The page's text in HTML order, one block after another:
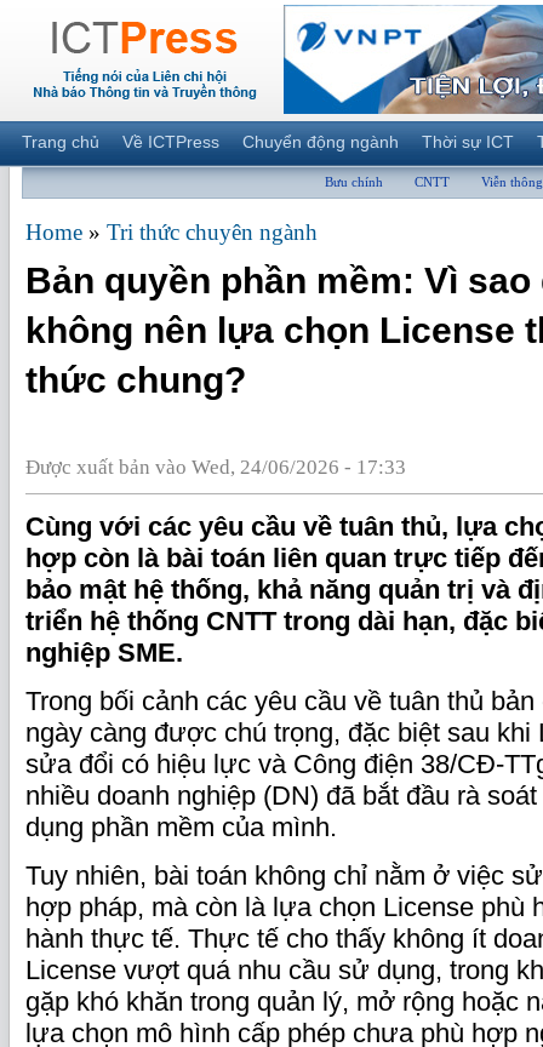
Trang chủ Về ICTPress Chuyển động ngành Thời sự ICT
Bưu chính CNTT Viễn thông
Home » Tri thức chuyên ngành
Bản quyền phần mềm: Vì
không nên lựa chọn License
thức chung?
Được xuất bản vào Wed, 24/06/2026 - 17:33
Cùng với các yêu cầu về tuân thủ, lựa
hợp còn là bài toán liên quan trực tiếp
bảo mật hệ thống, khả năng quản trị và
triển hệ thống CNTT trong dài hạn, đặc
nghiệp SME.
Trong bối cảnh các yêu cầu về tuân thủ
ngày càng được chú trọng, đặc biệt sau
sửa đổi có hiệu lực và Công điện 38/CĐ-
nhiều doanh nghiệp (DN) đã bắt đầu rà
dụng phần mềm của mình.
Tuy nhiên, bài toán không chỉ nằm ở việc
hợp pháp, mà còn là lựa chọn License phù
hành thực tế. Thực tế cho thấy không ít
License vượt quá nhu cầu sử dụng, trong
gặp khó khăn trong quản lý, mở rộng hoặc
lựa chọn mô hình cấp phép chưa phù hợp